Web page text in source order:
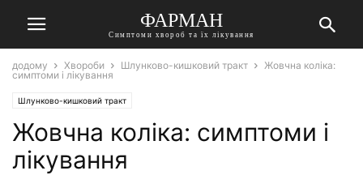
ФАРМАН
Симптоми хвороб та їх лікування
додому Хвороби Шлунково-кишковий тракт
Жовчна коліка:
симптоми і лікування
Шлунково-кишковий тракт
Жовчна коліка: симптоми і
лікування